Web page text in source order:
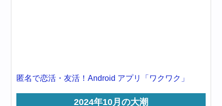
匿名で恋活・友活！Android アプリ「ワクワク」
2024年10月の大潮